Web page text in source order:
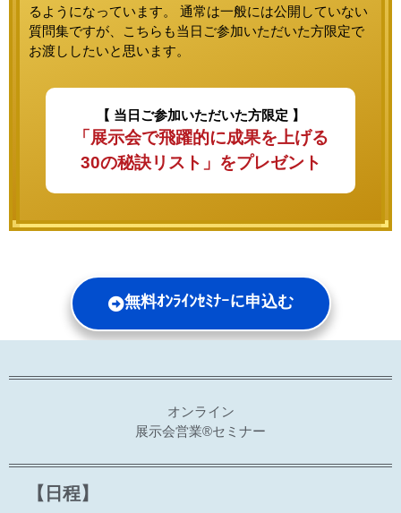
るようになっています。 通常は一般には公開していない
質問集ですが、こちらも当日ご参加いただいた方限定で
お渡ししたいと思います。
【 当日ご参加いただいた方限定 】
「展示会で飛躍的に成果を上げる
30の秘訣リスト」をプレゼント
無料ｵﾝﾗｲﾝｾﾐﾅｰに申込む
オンライン
展示会営業®セミナー
【日程】